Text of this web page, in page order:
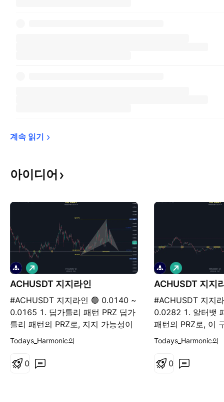
계속 읽기
아이디어
ACHUSDT 지지라인
#ACHUSDT 지지라인 🟢 0.0140 ~
0.0165 1. 딥가틀리 패턴 PRZ 딥가
틀리 패턴의 PRZ로, 지지 가능성이
있는 구간입니다. 2. 과거 지지/저항
복되었던 매물대와 겹치는 영역으
롱
Todays_Harmonic의
0
ACHUSDT 지지
#ACHUSDT 지지
0.0282 1. 알터뱃
패턴의 PRZ로, 이
성이 높은 주요 영
저항 역할을 반복
롱
Todays_Harmonic의
0